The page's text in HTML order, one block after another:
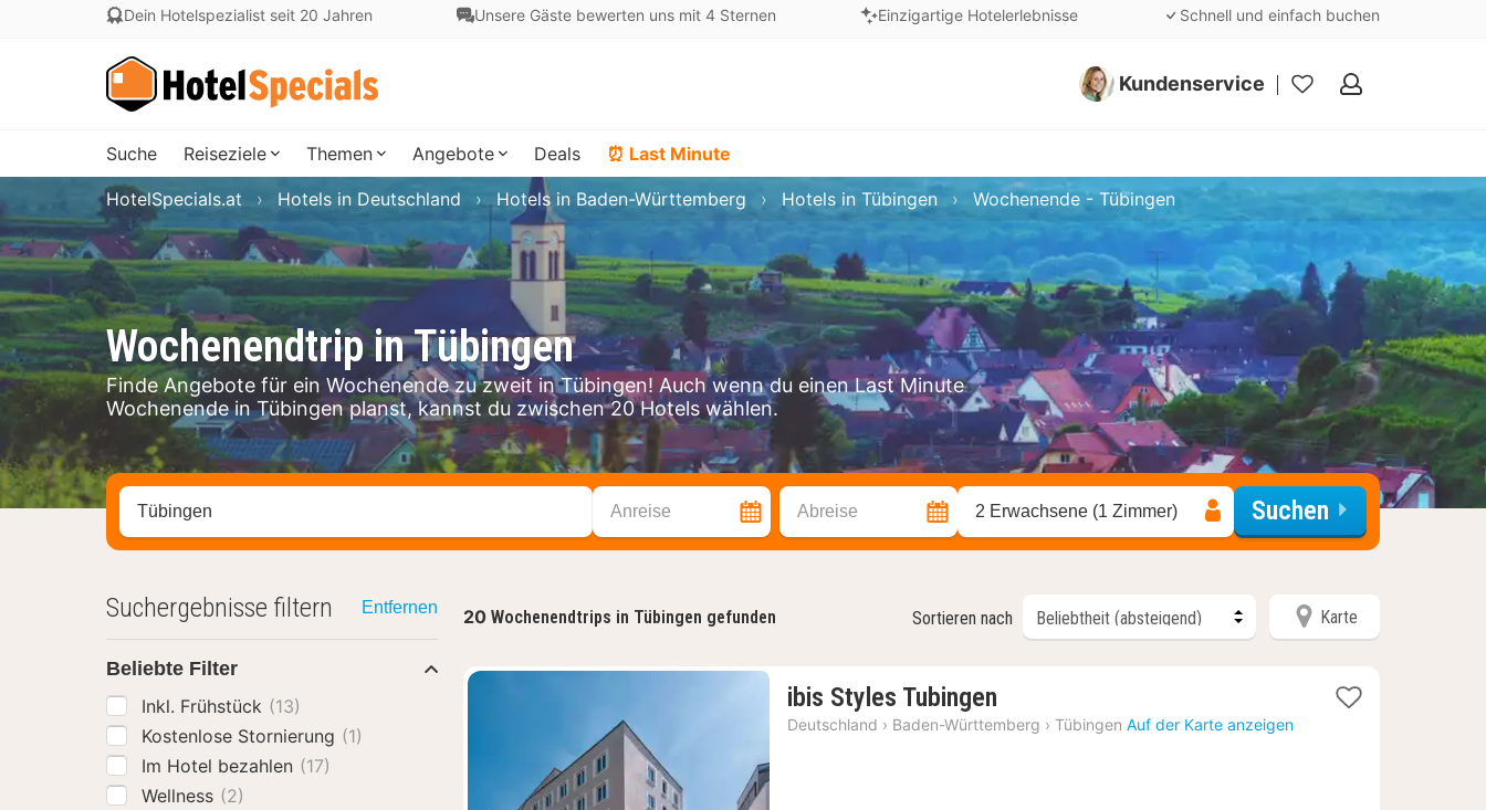
Dein Hotelspezialist seit 20 Jahren Unsere Gäste bewerten uns mit 4 Sternen Einzigartige Hotelerlebnisse Schnell und einfach buchen
Kundenservice
Meine
Suche Reiseziele Themen Angebote Deals ⏰ Last Minute
Wochenendtrip in Tübingen
Finde Angebote für ein Wochenende zu zweit in Tübingen! Auch wenn du einen Last Minute
Wochenende in Tübingen planst, kannst du zwischen 20 Hotels wählen.
HotelSpecials.at Hotels in Deutschland Hotels in Baden-Württemberg Hotels in Tübingen Wochenende - Tübingen
Stadt, Region oder Hotel suchen Anreise Abreise 2 Erwachsene (1 Zimmer) Suchen
20 Wochenendtrips in Tübingen gefunden Sortieren nach Karte
ibis Styles Tubingen
Nächte
Deutschland › Baden-Württemberg › Tübingen Auf der Karte anzeigen
Suchergebnisse filtern Entfernen
Beliebte Filter
Inkl. Frühstück (13)
Kostenlose Stornierung (1)
Im Hotel bezahlen (17)
Wellness (2)